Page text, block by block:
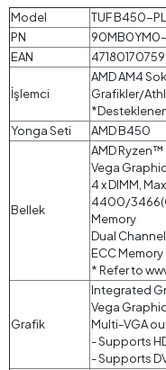
Model
TUF B450-
PN
EAN
İşlemci
AMD AM4
Grafikler/
Yonga Seti
AMD B450
Bellek
AMD
Vega
4 x DIMM,
4400/
Memory
Dual
ECC
* Refer to
Grafik
Integrated
Vega
Multi-VGA
- Supports
- Supports